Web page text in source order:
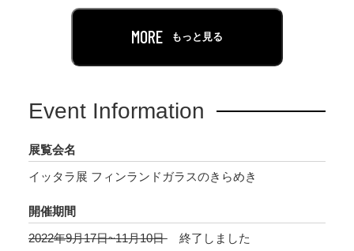
イ・フランクらフィンランドデザインの発展を
牽引した建築家やデザイナーとともに歩んでき
す。
本展はイッタラ創立140周年を記念し、フィンラ
ンド・デザイン・ミュージアムが2021年に開催
ラと日本の関係に焦点を当てた章を加えて展開
します。イッタラの歩みを象徴する20世紀半ば
MORE もっと見る
Event Information
展覧会名
イッタラ展 フィンランドガラスのきらめき
開催期間
2022年9月17日~11月10日
終了しました